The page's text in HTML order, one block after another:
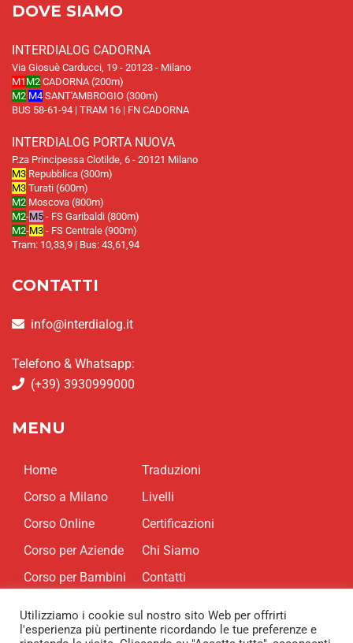
DOVE SIAMO
INTERDIALOG CADORNA
Via Giosuè Carducci, 19 - 20123 - Milano
M1 M2 CADORNA (200m)
M2 M4 SANT'AMBROGIO (300m)
BUS 58-61-94 | TRAM 16 | FN CADORNA
INTERDIALOG PORTA NUOVA
P.za Principessa Clotilde, 6 - 20121 Milano
M3 Repubblica (300m)
M3 Turati (600m)
M2 Moscova (800m)
M2-M5 - FS Garibaldi (800m)
M2-M3 - FS Centrale (900m)
Tram: 10,33,9 | Bus: 43,61,94
CONTATTI
info@interdialog.it
Telefono & Whatsapp:
(+39) 3930999000
MENU
Home
Corso a Milano
Corso Online
Corso per Aziende
Corso per Bambini
Traduzioni
Livelli
Certificazioni
Chi Siamo
Contatti
Utilizziamo i cookie sul nostro sito Web per offrirti
l'esperienza più pertinente ricordando le tue preferenze e